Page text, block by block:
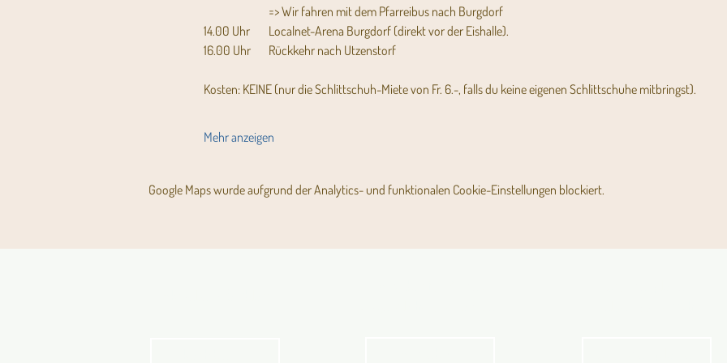
		=> Wir fahren mit dem Pfarreibus nach Burgdorf
14.00 Uhr	Localnet-Arena Burgdorf (direkt vor der Eishalle).
16.00 Uhr	Rückkehr nach Utzenstorf
Kosten: KEINE (nur die Schlittschuh-Miete von Fr. 6.-, falls du keine eigenen Schlittschuhe mitbringst).
Mehr anzeigen
Google Maps wurde aufgrund der Analytics- und funktionalen Cookie-Einstellungen blockiert.